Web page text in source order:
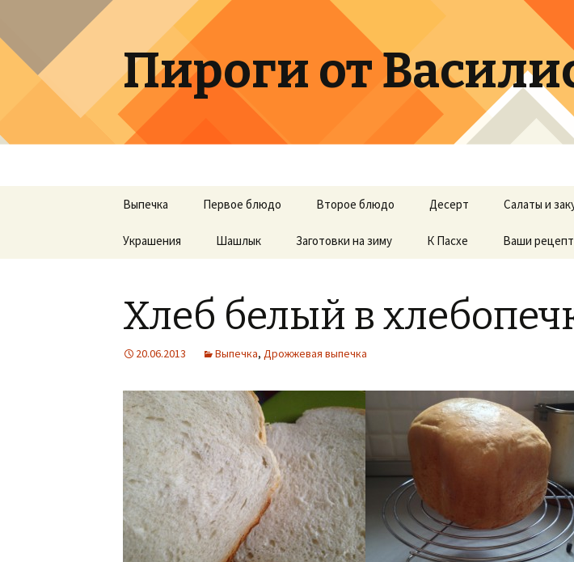
Пироги от
Перейти к содержимому
Выпечка Первое блюдо Второе блюдо Десерт Салаты и
Украшения Шашлык Заготовки на зиму К Пасхе Ваши
Хлеб белый в
20.06.2013 Выпечка, Дрожжевая выпечка